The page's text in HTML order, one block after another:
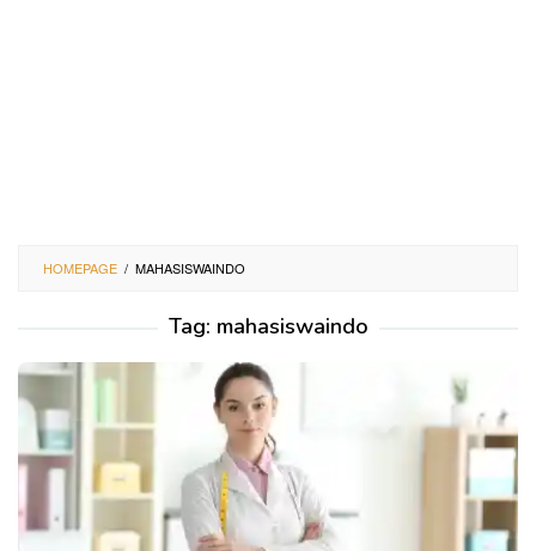
HOMEPAGE / MAHASISWAINDO
Tag: mahasiswaindo